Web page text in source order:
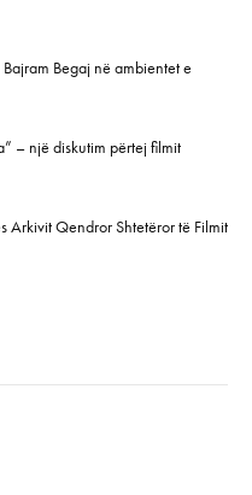
Begaj në ambientet e
– një diskutim përtej filmit
Arkivit Qendror Shtetëror të Filmit